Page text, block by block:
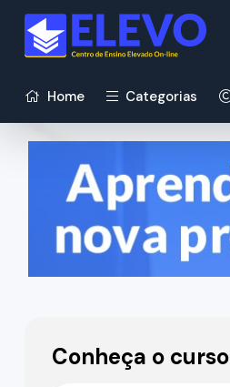
Home Categorias
Conheça o curso